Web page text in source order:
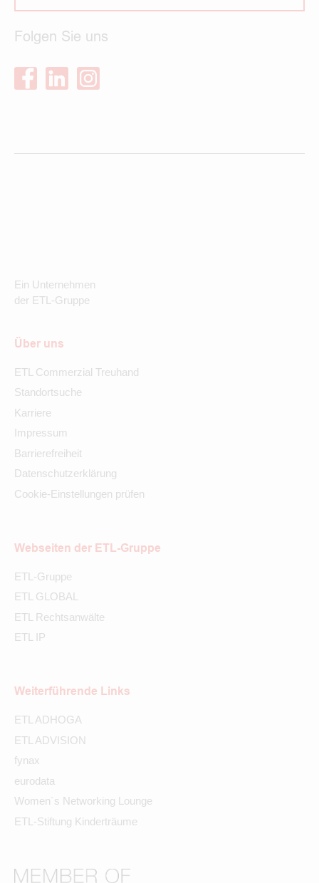
Folgen Sie uns
Ein Unternehmen
der ETL-Gruppe
Über uns
ETL Commerzial Treuhand
Standortsuche
Karriere
Impressum
Barrierefreiheit
Datenschutzerklärung
Cookie-Einstellungen prüfen
Webseiten der ETL-Gruppe
ETL-Gruppe
ETL GLOBAL
ETL Rechtsanwälte
ETL IP
Weiterführende Links
ETL ADHOGA
ETL ADVISION
fynax
eurodata
Women´s Networking Lounge
ETL-Stiftung Kinderträume